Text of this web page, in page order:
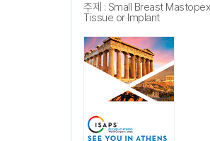
주제 : Small Breast
Tissue or Implant